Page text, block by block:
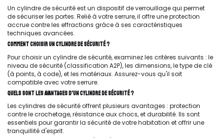
Un cylindre de sécurité est un dispositif de verrouillage qui permet
de sécuriser les portes. Relié à votre serrure, il offre une protection
accrue contre les effractions grâce à ses caractéristiques
techniques avancées.
COMMENT CHOISIR UN CYLINDRE DE SÉCURITÉ ?
Pour choisir un cylindre de sécurité, examinez les critères suivants : le
niveau de sécurité (classification A2P), les dimensions, le type de clé
(à points, à code), et les matériaux. Assurez-vous qu'il soit
compatible avec votre serrure.
QUELS SONT LES AVANTAGES D'UN CYLINDRE DE SÉCURITÉ ?
Les cylindres de sécurité offrent plusieurs avantages : protection
contre le crochetage, résistance aux chocs, et durabilité. Ils sont
essentiels pour garantir la sécurité de votre habitation et offrir une
tranquillité d'esprit.